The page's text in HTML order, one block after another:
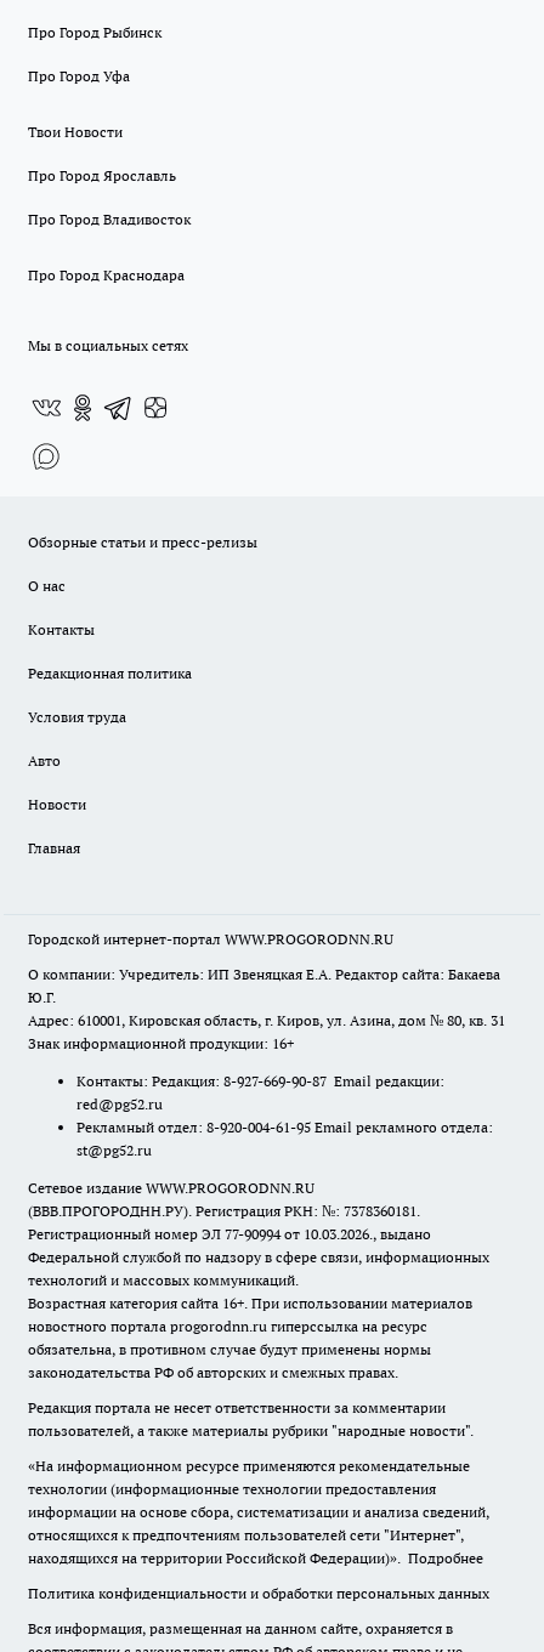
Про Город Рыбинск
Про Город Уфа
Твои Новости
Про Город Ярославль
Про Город Владивосток
Про Город Краснодара
Мы в социальных сетях
Обзорные статьи и пресс-релизы
О нас
Контакты
Редакционная политика
Условия труда
Авто
Новости
Главная
Городской интернет-портал WWW.PROGORODNN.RU
О компании: Учредитель: ИП Звеняцкая Е.А. Редактор сайта: Бакаева
Ю.Г.
Адрес: 610001, Кировская область, г. Киров, ул. Азина, дом № 80, кв. 31
Знак информационной продукции: 16+
Контакты: Редакция: 8-927-669-90-87 Email редакции:
red@pg52.ru
Рекламный отдел: 8-920-004-61-95 Email рекламного отдела:
st@pg52.ru
Сетевое издание WWW.PROGORODNN.RU
(ВВВ.ПРОГОРОДНН.РУ). Регистрация РКН: №: 7378360181.
Регистрационный номер ЭЛ 77-90994 от 10.03.2026., выдано
Федеральной службой по надзору в сфере связи, информационных
технологий и массовых коммуникаций.
Возрастная категория сайта 16+. При использовании материалов
новостного портала progorodnn.ru гиперссылка на ресурс
обязательна, в противном случае будут применены нормы
законодательства РФ об авторских и смежных правах.
Редакция портала не несет ответственности за комментарии
пользователей, а также материалы рубрики "народные новости".
«На информационном ресурсе применяются рекомендательные
технологии (информационные технологии предоставления
информации на основе сбора, систематизации и анализа сведений,
относящихся к предпочтениям пользователей сети "Интернет",
находящихся на территории Российской Федерации)». Подробнее
Политика конфиденциальности и обработки персональных данных
Вся информация, размещенная на данном сайте, охраняется в